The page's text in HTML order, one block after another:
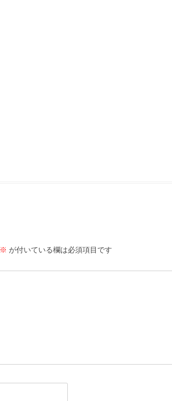
※ が付いている欄は必須項目です